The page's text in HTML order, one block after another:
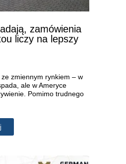
zamówienia
liczy na lepszy
zmiennym rynkiem – w
ale w Ameryce
Pomimo trudnego